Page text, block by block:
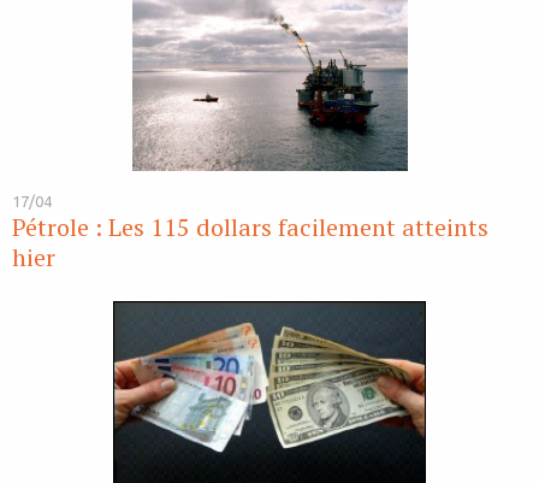
17/04
Pétrole : Les 115 dollars facilement atteints
hier